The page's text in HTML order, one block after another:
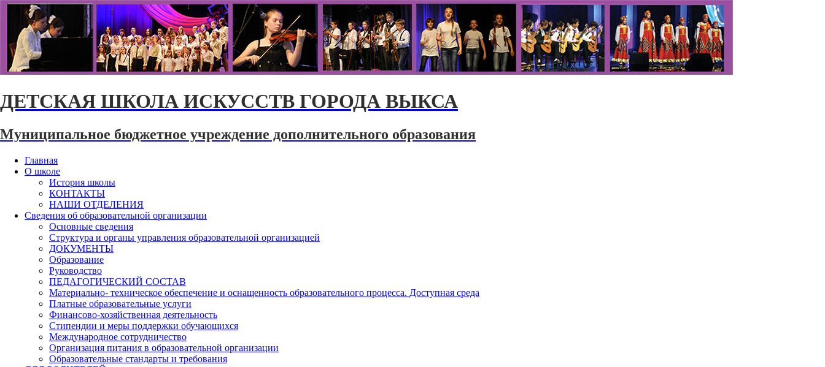
ДЕТСКАЯ ШКОЛА ИСКУССТВ ГОРОДА ВЫКСА
Муниципальное бюджетное учреждение дополнительного образования
Главная
О школе
История школы
КОНТАКТЫ
НАШИ ОТДЕЛЕНИЯ
Сведения об образовательной организации
Основные сведения
Структура и органы управления образовательной организацией
ДОКУМЕНТЫ
Образование
Руководство
ПЕДАГОГИЧЕСКИЙ СОСТАВ
Материально- техническое обеспечение и оснащенность образовательного процесса. Доступная среда
Платные образовательные услуги
Финансово-хозяйственная деятельность
Стипендии и меры поддержки обучающихся
Международное сотрудничество
Организация питания в образовательной организации
Образовательные стандарты и требования